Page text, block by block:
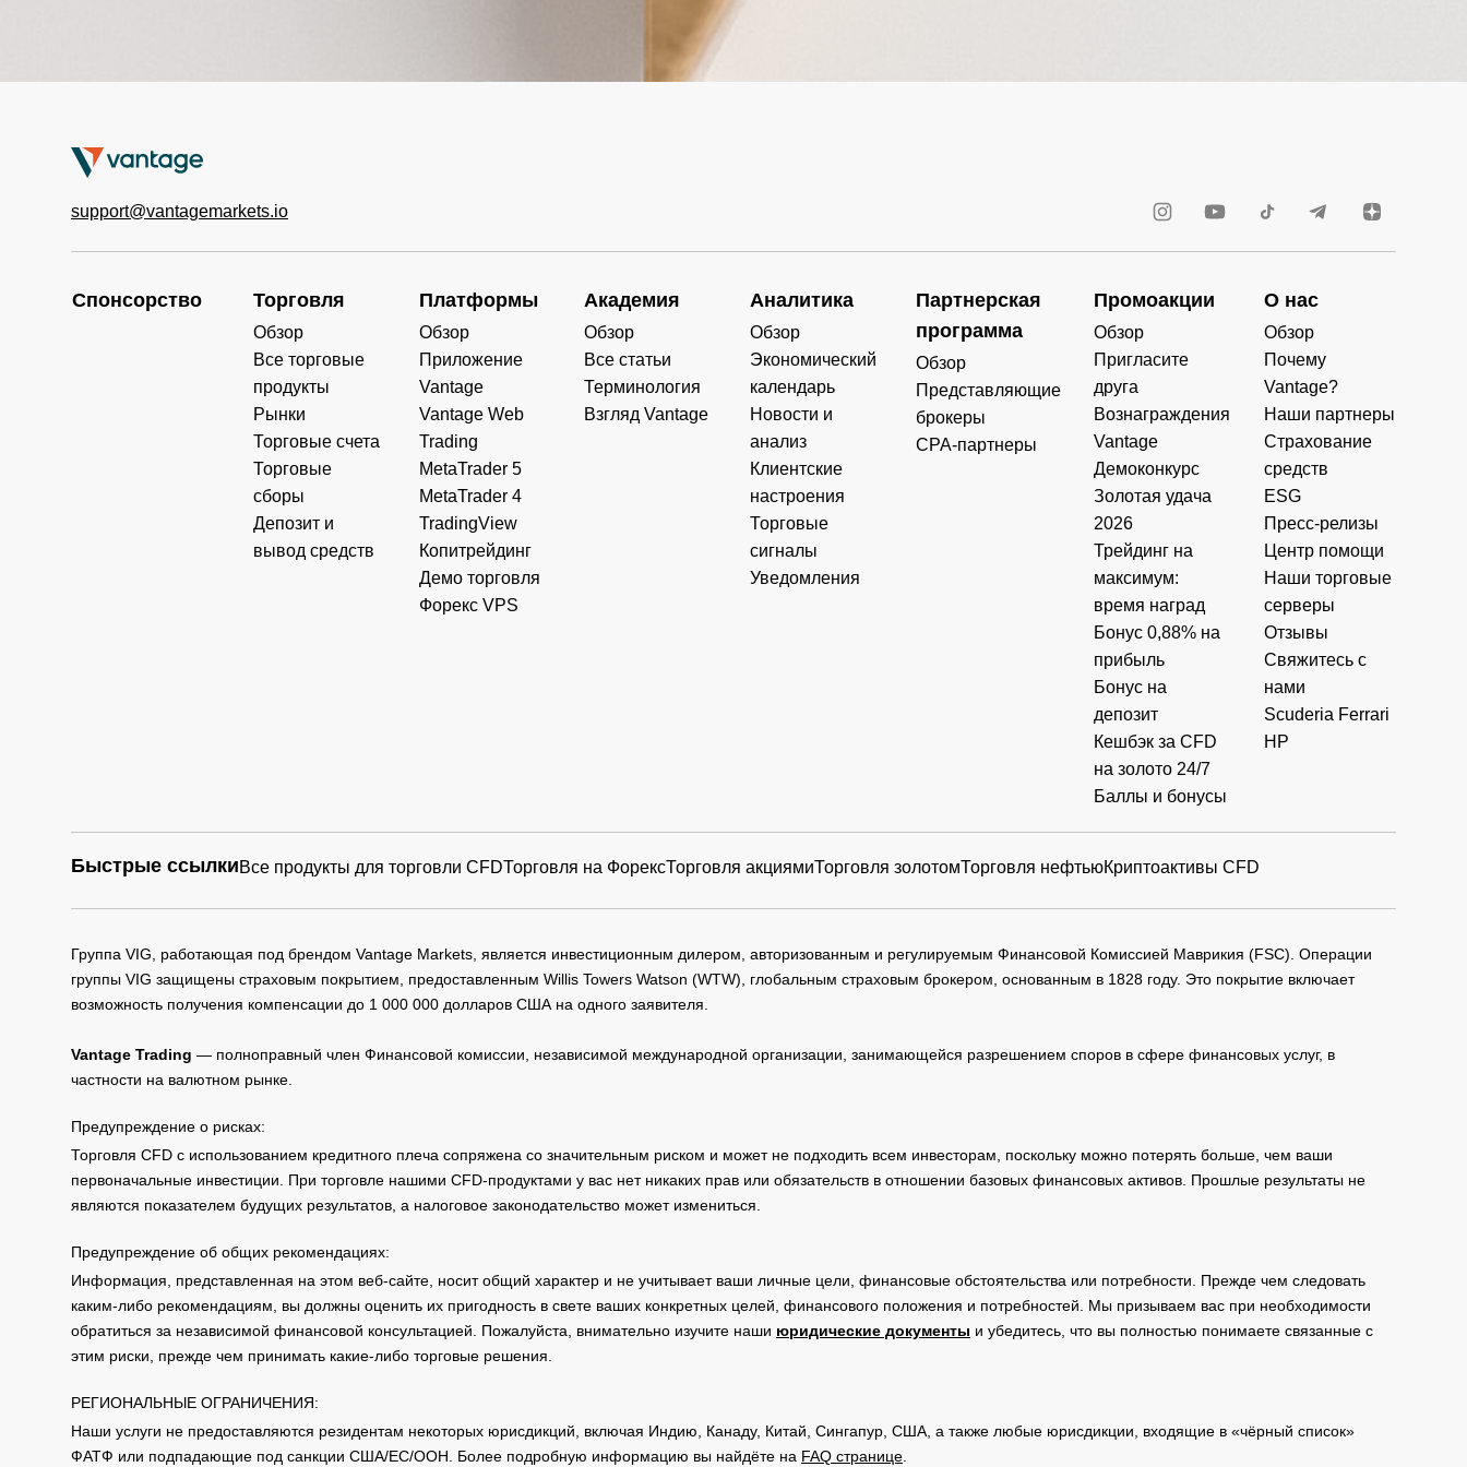
support@vantagemarkets.io
Спонсорство Торговля
Обзор
Все торговые
продукты
Рынки
Торговые счета
Торговые
сборы
Депозит и
вывод средств
Платформы
Обзор
Приложение
Vantage
Vantage Web
Trading
MetaTrader 5
MetaTrader 4
TradingView
Копитрейдинг
Демо торговля
Форекс VPS
Академия
Обзор
Все статьи
Терминология
Взгляд Vantage
Аналитика
Обзор
Экономический
календарь
Новости и
анализ
Клиентские
настроения
Торговые
сигналы
Уведомления
Партнерская
программа
Обзор
Представляющие
брокеры
CPA-партнеры
Промоакции
Обзор
Пригласите
друга
Вознаграждения
Vantage
Демоконкурс
Золотая удача
2026
Трейдинг на
максимум:
время наград
Бонус 0,88% на
прибыль
Бонус на
депозит
Кешбэк за CFD
на золото 24/7
Баллы и бонусы
О нас
Обзор
Почему
Vantage?
Наши партнеры
Страхование
средств
ESG
Пресс-релизы
Центр помощи
Наши торговые
серверы
Отзывы
Свяжитесь с
нами
Scuderia Ferrari
HP
Быстрые ссылкиВсе продукты для торговли CFDТорговля на ФорексТорговля акциямиТорговля золотомТорговля нефтьюКриптоактивы CFD
Группа VIG, работающая под брендом Vantage Markets, является инвестиционным дилером, авторизованным и регулируемым Финансовой Комиссией Маврикия (FSC). Операции
группы VIG защищены страховым покрытием, предоставленным Willis Towers Watson (WTW), глобальным страховым брокером, основанным в 1828 году. Это покрытие включает
возможность получения компенсации до 1 000 000 долларов США на одного заявителя.
Vantage Trading — полноправный член Финансовой комиссии, независимой международной организации, занимающейся разрешением споров в сфере финансовых услуг, в
частности на валютном рынке.
Предупреждение о рисках:
Торговля CFD с использованием кредитного плеча сопряжена со значительным риском и может не подходить всем инвесторам, поскольку можно потерять больше, чем ваши
первоначальные инвестиции. При торговле нашими CFD-продуктами у вас нет никаких прав или обязательств в отношении базовых финансовых активов. Прошлые результаты не
являются показателем будущих результатов, а налоговое законодательство может измениться.
Предупреждение об общих рекомендациях:
Информация, представленная на этом веб-сайте, носит общий характер и не учитывает ваши личные цели, финансовые обстоятельства или потребности. Прежде чем следовать
каким-либо рекомендациям, вы должны оценить их пригодность в свете ваших конкретных целей, финансового положения и потребностей. Мы призываем вас при необходимости
обратиться за независимой финансовой консультацией. Пожалуйста, внимательно изучите наши юридические документы и убедитесь, что вы полностью понимаете связанные с
этим риски, прежде чем принимать какие-либо торговые решения.
РЕГИОНАЛЬНЫЕ ОГРАНИЧЕНИЯ:
Наши услуги не предоставляются резидентам некоторых юрисдикций, включая Индию, Канаду, Китай, Сингапур, США, а также любые юрисдикции, входящие в «чёрный список»
ФАТФ или подпадающие под санкции США/ЕС/ООН. Более подробную информацию вы найдёте на FAQ странице